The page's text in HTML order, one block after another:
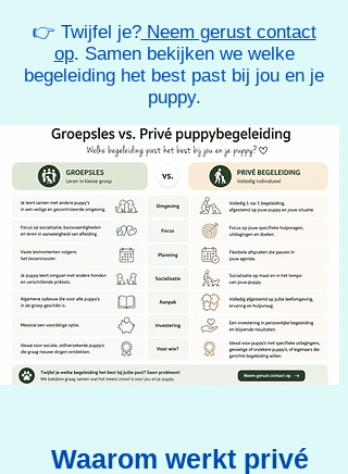
👉 Twijfel je?Neem gerust contact
op. Samen bekijken we welke
begeleiding het best past bij jou en je
puppy.
Waarom werkt privé